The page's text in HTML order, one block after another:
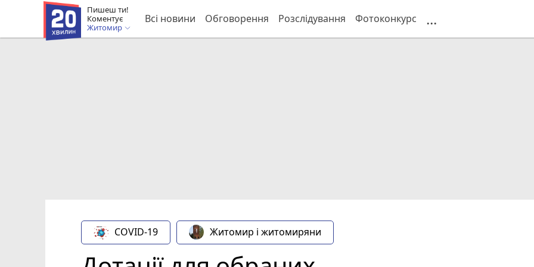
Пишеш ти!
Коментує
Житомир
Всі новини Обговорення Розслідування Фотоконкурс ...
COVID-19 Житомир і житомиряни